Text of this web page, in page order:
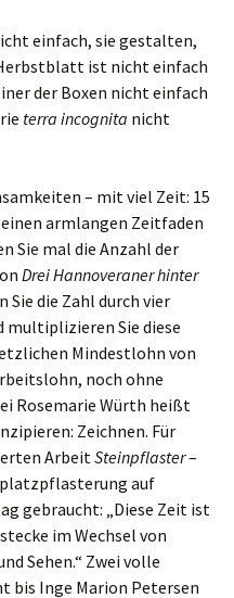
einfach, sie gestalten,
ist nicht einfach
der Boxen nicht einfach
terra incognita nicht
– mit viel Zeit: 15
armlangen Zeitfaden
Sie mal die Anzahl der
Drei Hannoveraner hinter
Sie die Zahl durch vier
multiplizieren Sie diese
Mindestlohn von
noch ohne
Rosemarie Würth heißt
Zeichnen. Für
ArbeitSteinpflaster–
auf
gebraucht: „Diese Zeit ist
im Wechsel von
Sehen.“ Zwei volle
bis Inge Marion Petersen